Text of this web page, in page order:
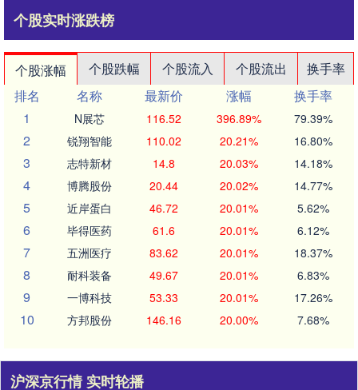
个股实时涨跌榜
个股涨幅 个股跌幅 个股流入 个股流出
换手率
排名
名称 最新价 涨幅
换手率
1
N展芯 116.52 396.89% 79.39%
2 锐翔智能 110.02 20.21% 16.80%
3 志特新材 14.8 20.03% 14.18%
4 博腾股份 20.44 20.02% 14.77%
5 近岸蛋白 46.72 20.01% 5.62%
6 毕得医药 61.6 20.01% 6.12%
7 五洲医疗 83.62 20.01% 18.37%
8 耐科装备 49.67 20.01% 6.83%
9 一博科技 53.33 20.01% 17.26%
10 方邦股份 146.16 20.00% 7.68%
沪深京行情 实时轮播